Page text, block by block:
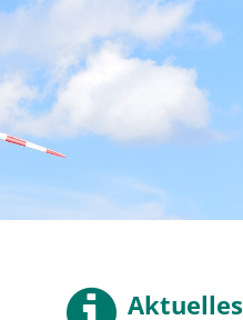
Aktuelles